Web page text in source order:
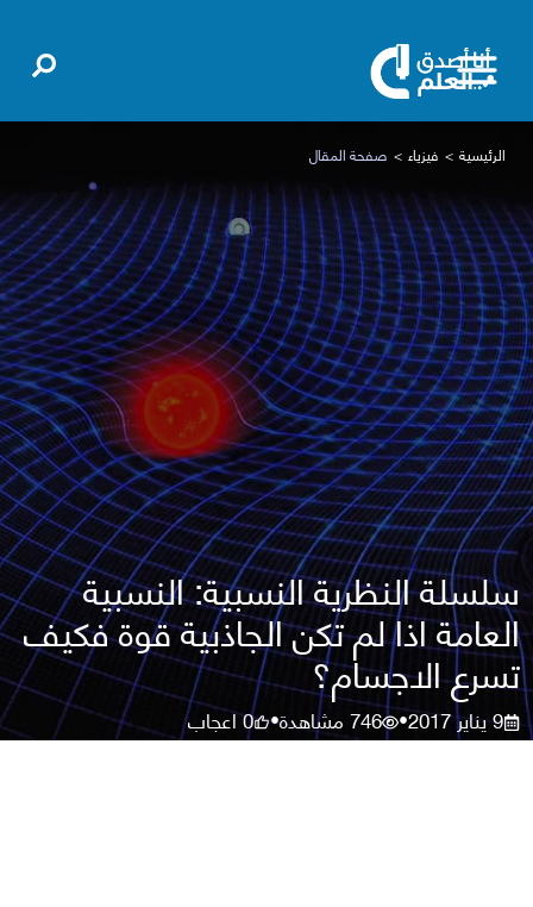
الرئيسية فيزياء صفحة المقال
سلسلة النظرية النسبية: النسبية
العامة اذا لم تكن الجاذبية قوة فكيف
تسرع الاجسام؟
9 يناير 2017 •
746مشاهدة•
0اعجاب